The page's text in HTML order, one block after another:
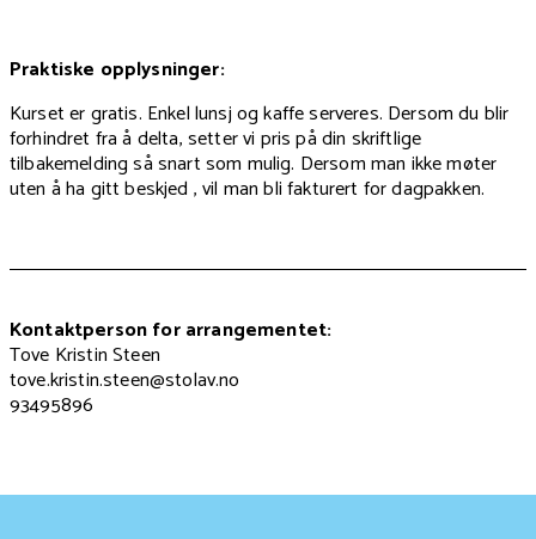
Praktiske opplysninger:
Kurset er gratis. Enkel lunsj og kaffe serveres. Dersom du blir
forhindret fra å delta, setter vi pris på din skriftlige
tilbakemelding så snart som mulig. Dersom man ikke møter
uten å ha gitt beskjed , vil man bli fakturert for dagpakken.
Kontaktperson for arrangementet:
Tove Kristin Steen
tove.kristin.steen@stolav.no
93495896